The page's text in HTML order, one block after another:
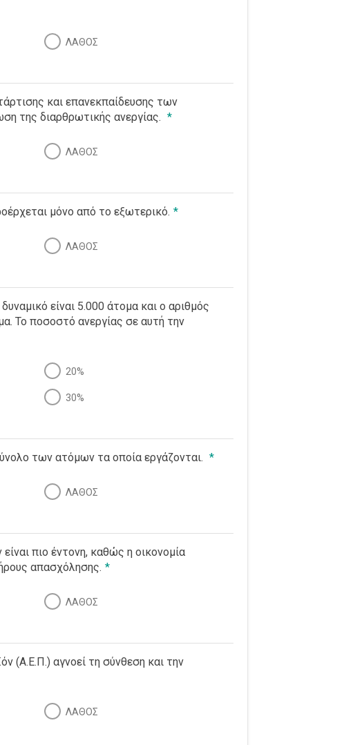
ΛΑΘΟΣ
και επανεκπαίδευσης των
της διαρθρωτικής ανεργίας. *
ΛΑΘΟΣ
μόνο από το εξωτερικό. *
ΛΑΘΟΣ
είναι 5.000 άτομα και ο αριθμός
Το ποσοστό ανεργίας σε αυτή την
20%
30%
των ατόμων τα οποία εργάζονται. *
ΛΑΘΟΣ
πιο έντονη, καθώς η οικονομία
απασχόλησης. *
ΛΑΘΟΣ
(Α.Ε.Π.) αγνοεί τη σύνθεση και την
ΛΑΘΟΣ